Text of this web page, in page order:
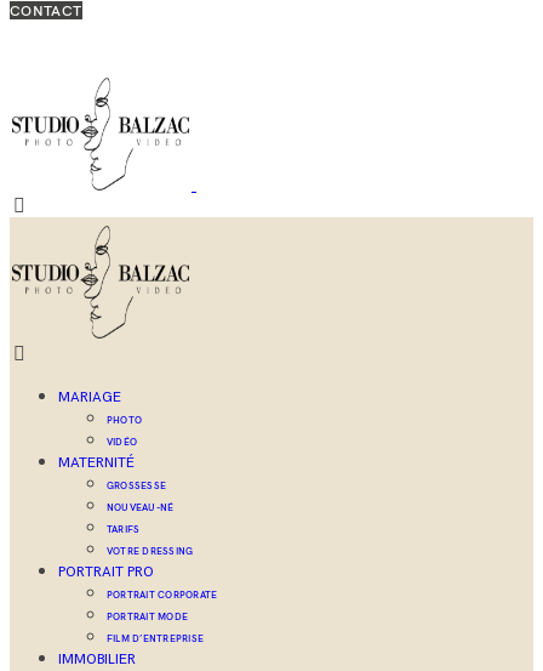
CONTACT
MARIAGE
PHOTO
VIDÉO
MATERNITÉ
GROSSESSE
NOUVEAU-NÉ
TARIFS
VOTRE DRESSING
PORTRAIT PRO
PORTRAIT CORPORATE
PORTRAIT MODE
FILM D’ENTREPRISE
IMMOBILIER